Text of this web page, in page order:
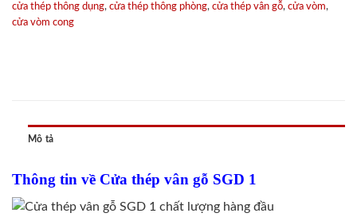
cửa thép thông dụng, cửa thép thông phòng, cửa thép vân gỗ, cửa vòm,
cửa vòm cong
Mô tả
Thông tin về Cửa thép vân gỗ SGD 1